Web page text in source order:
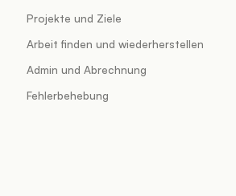
Projekte und Ziele
Arbeit finden und wiederherstellen
Admin und Abrechnung
Fehlerbehebung